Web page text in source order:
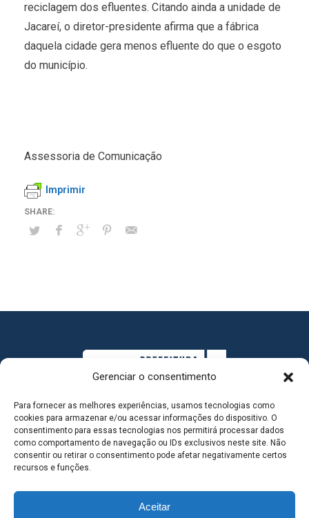
Gerenciar o consentimento
Para fornecer as melhores experiências, usamos tecnologias como
cookies para armazenar e/ou acessar informações do dispositivo. O
consentimento para essas tecnologias nos permitirá processar dados
como comportamento de navegação ou IDs exclusivos neste site. Não
consentir ou retirar o consentimento pode afetar negativamente certos
recursos e funções.
Aceitar
reciclagem dos efluentes. Citando ainda a unidade de
Jacareí, o diretor-presidente afirma que a fábrica
daquela cidade gera menos efluente do que o esgoto
do município.
Assessoria de Comunicação
Imprimir
MAPA DO SITE